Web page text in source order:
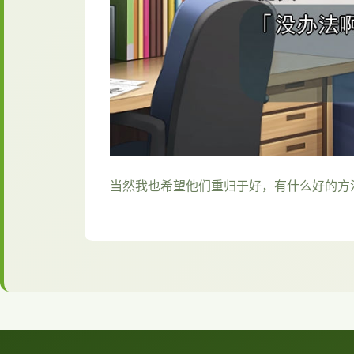
当然我也希望他们重归于好，有什么好的方